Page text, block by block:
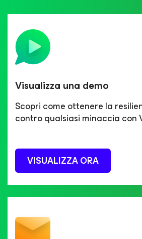
Visualizza una demo
Scopri come ottenere la
contro qualsiasi minaccia con
VISUALIZZA ORA